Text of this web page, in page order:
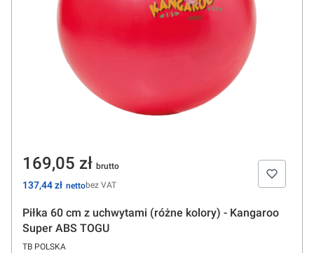
Piłka 60 cm z uchwytami (różne kolory) - Kangaroo
Super ABS TOGU
PRODUCENT
TB POLSKA
Cena
169,05 zł
Cena
137,44 zł bez VAT